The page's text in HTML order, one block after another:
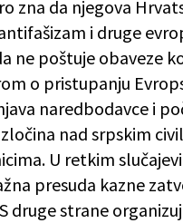
zna da njegova
i druge
ne poštuje obaveze
o pristupanju
naredbodavce i
nad srpskim
U retkim
presuda kazne
druge strane